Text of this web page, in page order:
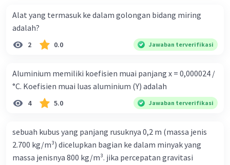
Alat yang termasuk ke dalam golongan bidang miring
adalah?
2 0.0 Jawaban terverifikasi
Aluminium memiliki koefisien muai panjang x = 0,000024 /
°C. Koefisien muai luas aluminium (Y) adalah
4 5.0 Jawaban terverifikasi
sebuah kubus yang panjang rusuknya 0,2 m (massa jenis
2.700 kg/m³) dicelupkan bagian ke dalam minyak yang
massa jenisnya 800 kg/m³. jika percepatan gravitasi